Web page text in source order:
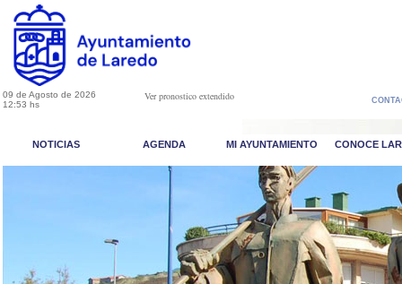
09 de Agosto de 2026
12:53 hs
Ver pronostico extendido
NOTICIAS AGENDA MI AYUNTAMIENTO CONOCE